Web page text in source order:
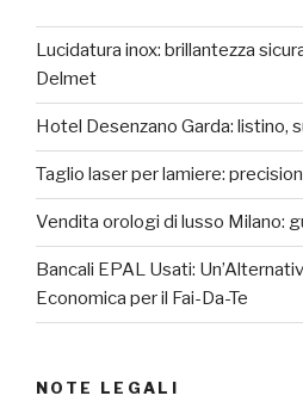
Lucidatura inox: brillantezza
Delmet
Hotel Desenzano Garda: listino,
Taglio laser per lamiere:
Vendita orologi di lusso Milano:
Bancali EPAL Usati:
Economica per il Fai-Da-Te
NOTE LEGALI